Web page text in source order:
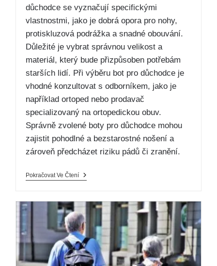
důchodce se vyznačují specifickými
vlastnostmi, jako je dobrá opora pro nohy,
protiskluzová podrážka a snadné obouvání.
Důležité je vybrat správnou velikost a
materiál, který bude přizpůsoben potřebám
starších lidí. Při výběru bot pro důchodce je
vhodné konzultovat s odborníkem, jako je
například ortoped nebo prodavač
specializovaný na ortopedickou obuv.
Správně zvolené boty pro důchodce mohou
zajistit pohodlné a bezstarostné nošení a
zároveň předcházet riziku pádů či zranění.
Pokračovat Ve Čtení